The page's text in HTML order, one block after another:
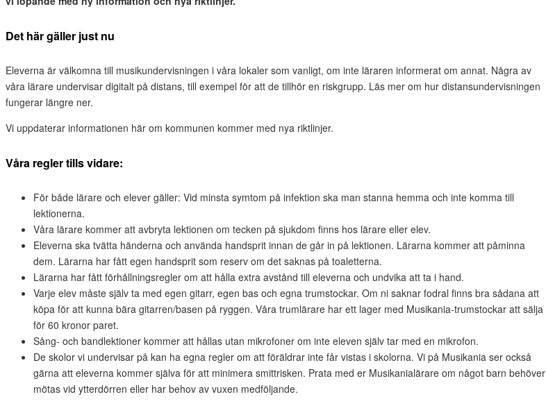
Det här gäller just nu
Eleverna är välkomna till musikundervisningen i våra lokaler som vanligt, om inte läraren informerat om annat. Några av
våra lärare undervisar digitalt på distans, till exempel för att de tillhör en riskgrupp. Läs mer om hur distansundervisningen
fungerar längre ner.
Vi uppdaterar informationen här om kommunen kommer med nya riktlinjer.
Våra regler tills vidare:
För både lärare och elever gäller: Vid minsta symtom på infektion ska man stanna hemma och inte komma till
lektionerna.
Våra lärare kommer att avbryta lektionen om tecken på sjukdom finns hos lärare eller elev.
Eleverna ska tvätta händerna och använda handsprit innan de går in på lektionen. Lärarna kommer att påminna
dem. Lärarna har fått egen handsprit som reserv om det saknas på toaletterna.
Lärarna har fått förhållningsregler om att hålla extra avstånd till eleverna och undvika att ta i hand.
Varje elev måste själv ta med egen gitarr, egen bas och egna trumstockar. Om ni saknar fodral finns bra sådana att
köpa för att kunna bära gitarren/basen på ryggen. Våra trumlärare har ett lager med Musikania-trumstockar att sälja
för 60 kronor paret.
Sång- och bandlektioner kommer att hållas utan mikrofoner om inte eleven själv tar med en mikrofon.
De skolor vi undervisar på kan ha egna regler om att föräldrar inte får vistas i skolorna. Vi på Musikania ser också
gärna att eleverna kommer själva för att minimera smittrisken. Prata med er Musikanialärare om något barn behöver
mötas vid ytterdörren eller har behov av vuxen medföljande.